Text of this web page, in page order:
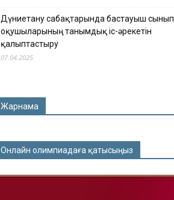
Дүниетану сабақтарында бастауыш сынып
оқушыларының танымдық іс-әрекетін
қалыптастыру
07.04.2025
Жарнама
Онлайн олимпиадаға қатысыңыз